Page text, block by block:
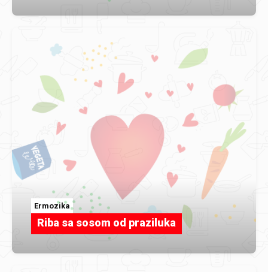
Ermozika
Riba sa sosom od praziluka